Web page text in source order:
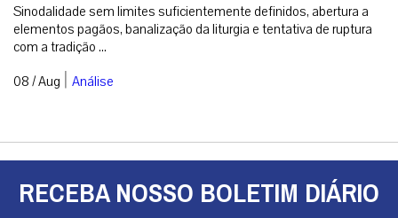
Sinodalidade sem limites suficientemente definidos, abertura a
elementos pagãos, banalização da liturgia e tentativa de ruptura
com a tradição ...
08 / Aug | Análise
RECEBA NOSSO BOLETIM DIÁRIO